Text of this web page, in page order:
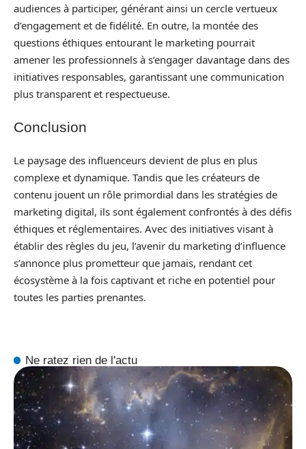
audiences à participer, générant ainsi un cercle vertueux
d’engagement et de fidélité. En outre, la montée des
questions éthiques entourant le marketing pourrait
amener les professionnels à s’engager davantage dans des
initiatives responsables, garantissant une communication
plus transparent et respectueuse.
Conclusion
Le paysage des influenceurs devient de plus en plus
complexe et dynamique. Tandis que les créateurs de
contenu jouent un rôle primordial dans les stratégies de
marketing digital, ils sont également confrontés à des défis
éthiques et réglementaires. Avec des initiatives visant à
établir des règles du jeu, l’avenir du marketing d’influence
s’annonce plus prometteur que jamais, rendant cet
écosystème à la fois captivant et riche en potentiel pour
toutes les parties prenantes.
Ne ratez rien de l'actu